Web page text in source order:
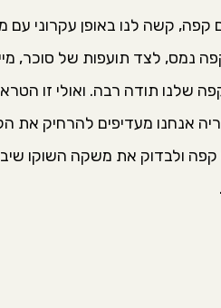
קפה, קשה לנו באופן עקרוני
נמס, לצד תועפות של סוכר,
שלנו תודה רבה. ואולי זו
אנחנו מעדיפים להרחיק את
ולבדוק את משקה השוקו